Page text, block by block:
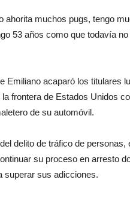
ahorita muchos pugs, tengo
53 años como que todavía
Emiliano acaparó los titulares
frontera de Estados Unidos
de su automóvil.
delito de tráfico de
su proceso en arresto
superar sus adicciones.